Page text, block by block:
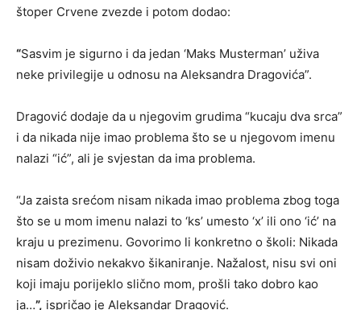
štoper Crvene zvezde i potom dodao:
“Sasvim je sigurno i da jedan ‘Maks Musterman’ uživa
neke privilegije u odnosu na Aleksandra Dragovića”.
Dragović dodaje da u njegovim grudima “kucaju dva srca”
i da nikada nije imao problema što se u njegovom imenu
nalazi “ić”, ali je svjestan da ima problema.
“Ja zaista srećom nisam nikada imao problema zbog toga
što se u mom imenu nalazi to ‘ks’ umesto ‘x’ ili ono ‘ić’ na
kraju u prezimenu. Govorimo li konkretno o školi: Nikada
nisam doživio nekakvo šikaniranje. Nažalost, nisu svi oni
koji imaju porijeklo slično mom, prošli tako dobro kao
ja…”, ispričao je Aleksandar Dragović.